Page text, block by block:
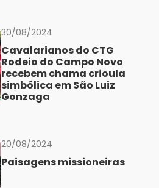
30/08/2024
Cavalarianos do CTG
Rodeio do Campo Novo
recebem chama crioula
simbólica em São Luiz
Gonzaga
20/08/2024
Paisagens missioneiras